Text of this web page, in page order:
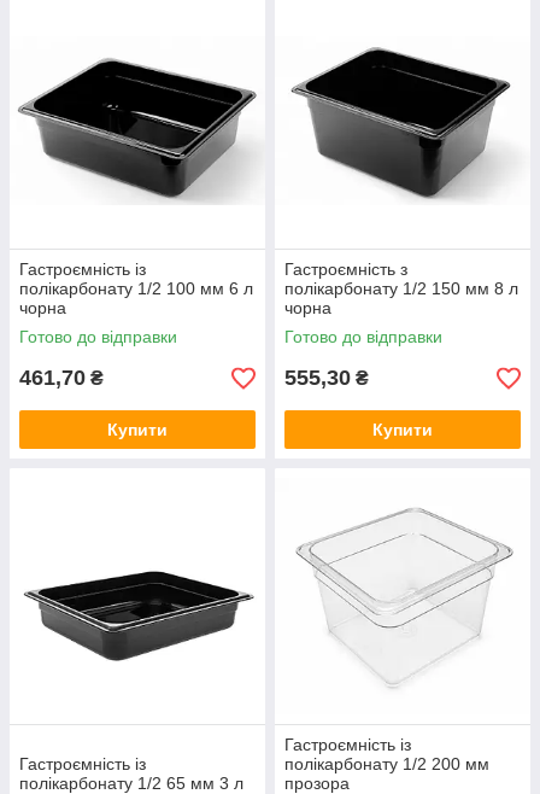
Гастроємність із
полікарбонату 1/2 100 мм 6 л
чорна
Готово до відправки
461,70 ₴
Купити
Гастроємність з
полікарбонату 1/2 150 мм 8 л
чорна
Готово до відправки
555,30 ₴
Купити
Гастроємність із
полікарбонату 1/2 65 мм 3 л
Гастроємність із
полікарбонату 1/2 200 мм
прозора